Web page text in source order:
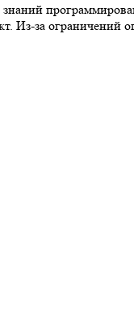
Из-за ограничений